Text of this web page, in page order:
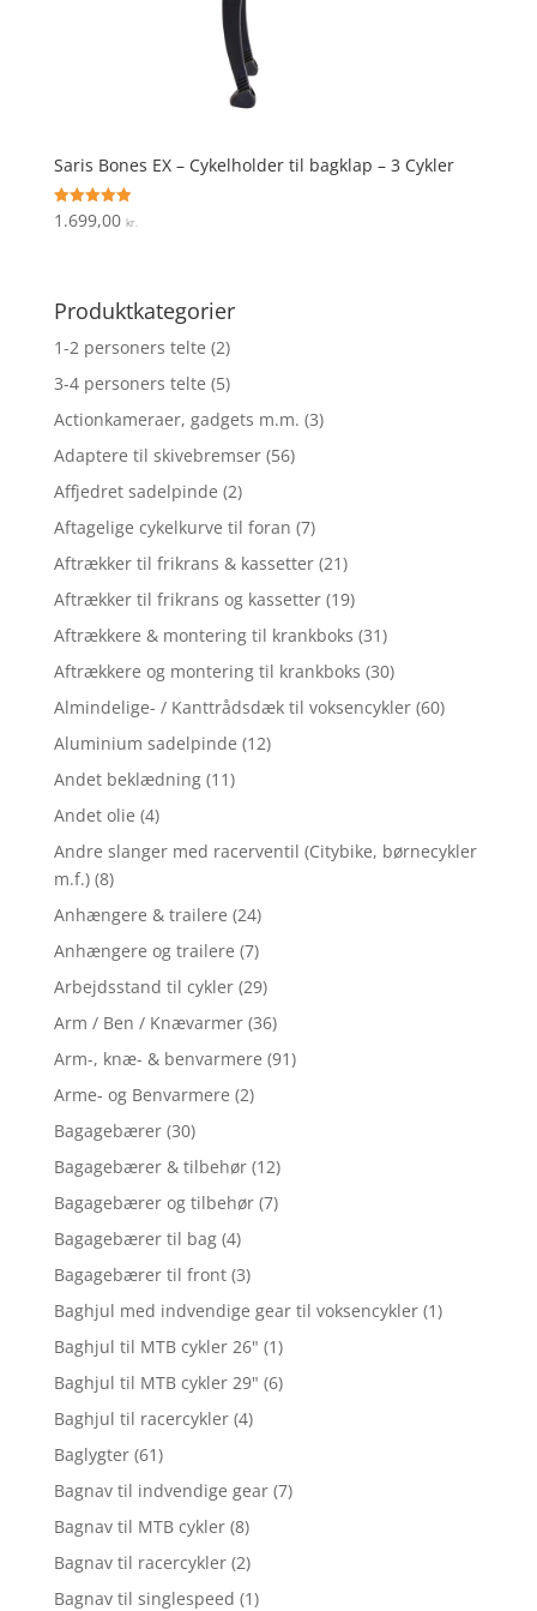
Saris Bones EX – Cykelholder til bagklap – 3 Cykler
Vurderet
5
1.699,00 kr.
Produktkategorier
1-2 personers telte (2)
3-4 personers telte (5)
Actionkameraer, gadgets m.m. (3)
Adaptere til skivebremser (56)
Affjedret sadelpinde (2)
Aftagelige cykelkurve til foran (7)
Aftrækker til frikrans & kassetter (21)
Aftrækker til frikrans og kassetter (19)
Aftrækkere & montering til krankboks (31)
Aftrækkere og montering til krankboks (30)
Almindelige- / Kanttrådsdæk til voksencykler (60)
Aluminium sadelpinde (12)
Andet beklædning (11)
Andet olie (4)
Andre slanger med racerventil (Citybike, børnecykler
m.f.) (8)
Anhængere & trailere (24)
Anhængere og trailere (7)
Arbejdsstand til cykler (29)
Arm / Ben / Knævarmer (36)
Arm-, knæ- & benvarmere (91)
Arme- og Benvarmere (2)
Bagagebærer (30)
Bagagebærer & tilbehør (12)
Bagagebærer og tilbehør (7)
Bagagebærer til bag (4)
Bagagebærer til front (3)
Baghjul med indvendige gear til voksencykler (1)
Baghjul til MTB cykler 26" (1)
Baghjul til MTB cykler 29" (6)
Baghjul til racercykler (4)
Baglygter (61)
Bagnav til indvendige gear (7)
Bagnav til MTB cykler (8)
Bagnav til racercykler (2)
Bagnav til singlespeed (1)